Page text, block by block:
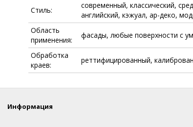
Стиль:
современный, классический,
английский, кэжуал, ар-деко,
Область
применения:
фасады, любые поверхности с
Обработка
краев:
реттифицированный,
Информация